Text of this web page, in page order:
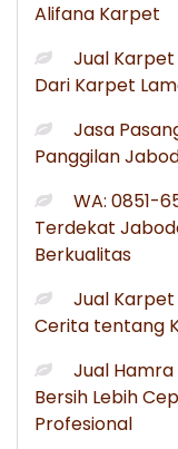
Alifana Karpet
Jual Karpet
Dari Karpet
Jasa
Panggilan
WA: 0851-
Terdekat
Berkualitas
Jual Karpet
Cerita tentang
Jual
Bersih Lebih
Profesional